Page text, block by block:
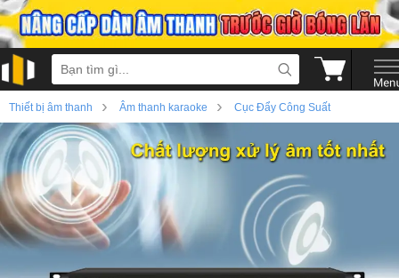
Thiết bị âm thanh › Âm thanh karaoke › Cục Đẩy Công Suất